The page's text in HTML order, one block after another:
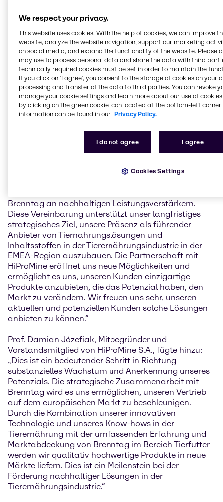
Europa eingeführt.
Die Produkte von HiProMine zeichnen sich durch ihren
hohen Proteingehalt, ihr hervorragendes
Aminosäureprofil und das Vorhandensein von
antimikrobiellen Peptiden aus, die die Tiergesundheit
fördern. Diese Produkte dienen als Protein- und
Fettfutterkomponenten mit außergewöhnlichen
funktionellen Eigenschaften und fördern die
Gesundheit und das Wohlbefinden der Tiere.
HiProMine ist GMP+-zertifiziert und unterstreicht
damit sein Engagement für höchste
Qualitätsstandards in der gesamten
Wouter Vullings, Director Animal Nutrition EMEA,
Brenntag an nachhaltigen Leistungsverstärkern.
Diese Vereinbarung unterstützt unser langfristiges
strategisches Ziel, unsere Präsenz als führender
Anbieter von Tiernahrungslösungen und
Inhaltsstoffen in der Tierernährungsindustrie in der
EMEA-Region auszubauen. Die Partnerschaft mit
HiProMine eröffnet uns neue Möglichkeiten und
ermöglicht es uns, unseren Kunden einzigartige
Produkte anzubieten, die das Potenzial haben, den
Markt zu verändern. Wir freuen uns sehr, unseren
aktuellen und potenziellen Kunden solche Lösungen
anbieten zu können.“
Prof. Damian Józefiak, Mitbegründer und
Vorstandsmitglied von HiProMine S.A., fügte hinzu:
„Dies ist ein bedeutender Schritt in Richtung
substanzielles Wachstum und Anerkennung unseres
Potenzials. Die strategische Zusammenarbeit mit
Brenntag wird es uns ermöglichen, unseren Vertrieb
auf dem europäischen Markt zu beschleunigen.
Durch die Kombination unserer innovativen
Technologie und unseres Know-hows in der
Tierernährung mit der umfassenden Erfahrung und
Marktabdeckung von Brenntag im Bereich Tierfutter
werden wir qualitativ hochwertige Produkte in neue
Märkte liefern. Dies ist ein Meilenstein bei der
Förderung nachhaltiger Lösungen in der
Tierernährungsindustrie.“
We respect your privacy.
This website uses cookies. With the help of cookies, we can improve
website, analyze the website navigation, support our marketing
on social media, and expand the functionality of the website. Please
may use to process personal data and share the data with third
technically required cookies must be set in order to maintain the
If you click on ’I agree’, you consent to the storage of cookies on your
processing and transfer of the data to third parties. You can revoke
manage your cookie settings and learn more about our use of cookies
by clicking on the green cookie icon located at the bottom-left corner
information can be found in our Privacy Policy.
I do not agree I agree
Cookies Settings